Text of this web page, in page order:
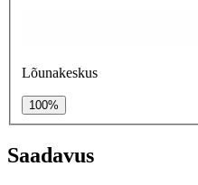
Lõunakeskus
100%
Saadavus